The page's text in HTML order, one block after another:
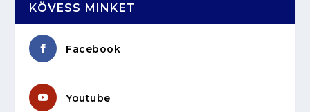
KÖVESS MINKET
Facebook
Youtube